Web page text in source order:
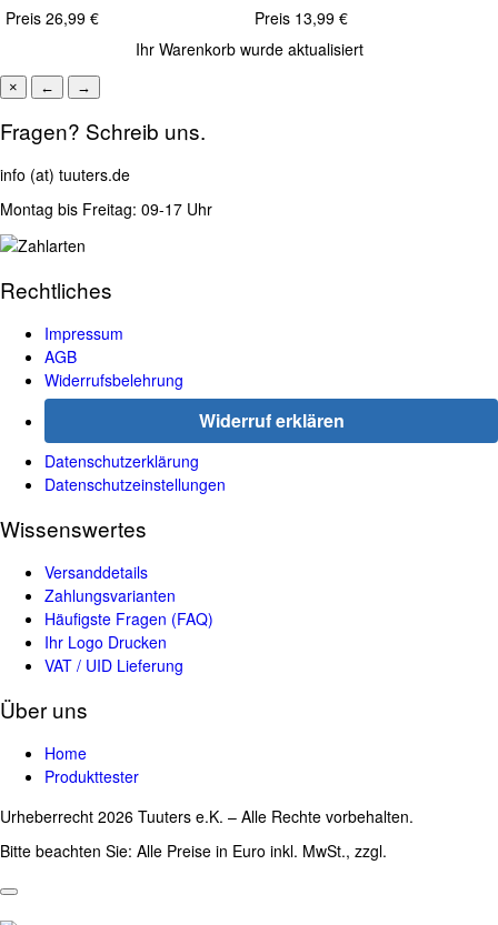
Preis 26,99 € Preis 13,99 €
Ihr Warenkorb wurde aktualisiert
× ← →
Fragen? Schreib uns.
info (at) tuuters.de
Montag bis Freitag: 09-17 Uhr
Rechtliches
Impressum
AGB
Widerrufsbelehrung
Widerruf erklären
Datenschutzerklärung
Datenschutzeinstellungen
Wissenswertes
Versanddetails
Zahlungsvarianten
Häufigste Fragen (FAQ)
Ihr Logo Drucken
VAT / UID Lieferung
Über uns
Home
Produkttester
Urheberrecht 2026 Tuuters e.K. – Alle Rechte vorbehalten.
Bitte beachten Sie: Alle Preise in Euro inkl. MwSt., zzgl.